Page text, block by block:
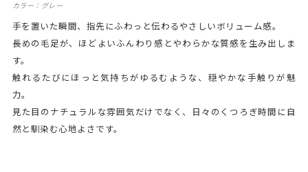
カラー：グレー
手を置いた瞬間、指先にふわっと伝わるやさしいボリューム感。
長めの毛足が、ほどよいふんわり感とやわらかな質感を生み出しま
す。
触れるたびにほっと気持ちがゆるむような、穏やかな手触りが魅
力。
見た目のナチュラルな雰囲気だけでなく、日々のくつろぎ時間に自
然と馴染む心地よさです。